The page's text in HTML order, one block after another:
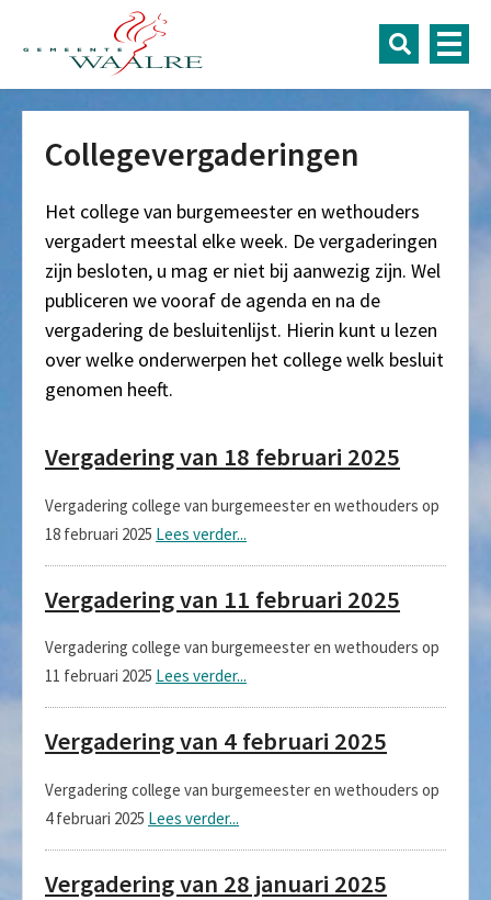
Collegevergaderingen
Het college van burgemeester en wethouders
vergadert meestal elke week. De vergaderingen
zijn besloten, u mag er niet bij aanwezig zijn. Wel
publiceren we vooraf de agenda en na de
vergadering de besluitenlijst. Hierin kunt u lezen
over welke onderwerpen het college welk besluit
genomen heeft.
Vergadering van 18 februari 2025
Vergadering college van burgemeester en wethouders op
18 februari 2025 Lees verder...
Vergadering van 11 februari 2025
Vergadering college van burgemeester en wethouders op
11 februari 2025 Lees verder...
Vergadering van 4 februari 2025
Vergadering college van burgemeester en wethouders op
4 februari 2025 Lees verder...
Vergadering van 28 januari 2025